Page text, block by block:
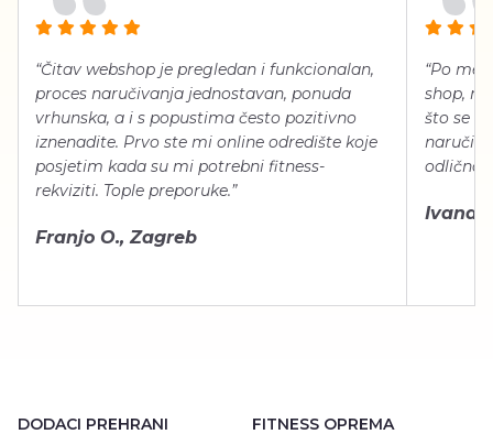
“Čitav webshop je pregledan i funkcionalan,
proces naručivanja jednostavan, ponuda
vrhunska, a i s popustima često pozitivno
iznenadite. Prvo ste mi online odredište koje
posjetim kada su mi potrebni fitness-
rekviziti. Tople preporuke.”
Franjo O., Zagreb
“Po
shop,
što se
naručiti,
odlično
Ivana
DODACI PREHRANI FITNESS OPREMA